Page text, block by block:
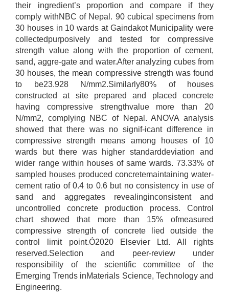
their ingredient’s proportion and compare if they
comply withNBC of Nepal. 90 cubical specimens from
30 houses in 10 wards at Gaindakot Municipality were
collectedpurposively and tested for compressive
strength value along with the proportion of cement,
sand, aggre-gate and water.After analyzing cubes from
30 houses, the mean compressive strength was found
to be23.928 N/mm2.Similarly80% of houses
constructed at site prepared and placed concrete
having compressive strengthvalue more than 20
N/mm2, complying NBC of Nepal. ANOVA analysis
showed that there was no signif-icant difference in
compressive strength means among houses of 10
wards but there was higher standarddeviation and
wider range within houses of same wards. 73.33% of
sampled houses produced concretemaintaining water-
cement ratio of 0.4 to 0.6 but no consistency in use of
sand and aggregates revealinginconsistent and
uncontrolled concrete production process. Control
chart showed that more than 15% ofmeasured
compressive strength of concrete lied outside the
control limit point.Ó2020 Elsevier Ltd. All rights
reserved.Selection and peer-review under
responsibility of the scientific committee of the
Emerging Trends inMaterials Science, Technology and
Engineering.